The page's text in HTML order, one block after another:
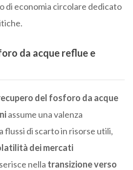
di economia circolare dedicato
da acque reflue e
del fosforo da acque
assume una valenza
di scarto in risorse utili,
dei mercati
nella transizione verso